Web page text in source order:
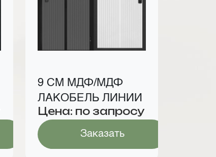
9 СМ МДФ/МДФ
ЛАКОБЕЛЬ ЛИНИИ
Цена: по запросу
Заказать